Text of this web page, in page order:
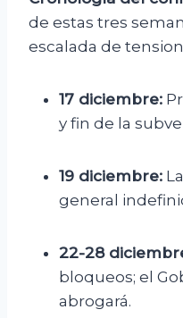
de estas tres
escalada de
17 diciembre:
y fin de la
19 diciembre:
general
22-28
bloqueos; el
abrogará.